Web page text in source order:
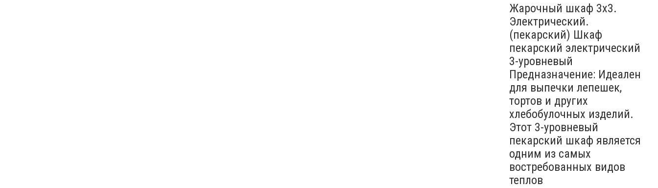
Жарочный шкаф 3х3.
Электрический.
(пекарский) Шкаф
пекарский электрический
3-уровневый
Предназначение: Идеален
для выпечки лепешек,
тортов и других
хлебобулочных изделий.
Этот 3-уровневый
пекарский шкаф является
одним из самых
востребованных видов
теплов